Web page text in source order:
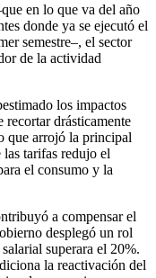
en lo que va del año
donde ya se ejecutó el
semestre–, el sector
de la actividad
los impactos
drásticamente
que arrojó la principal
tarifas redujo el
el consumo y la
a compensar el
desplegó un rol
superara el 20%.
la reactivación del